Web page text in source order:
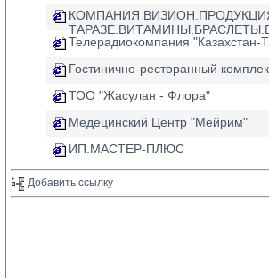
КОМПАНИЯ
Телерадиокомпания "Казахстан-
Гостинично-ресторанный
ТОО "Жасулан - Флора"
Медецинский Центр "Мейрим"
ИП.МАСТЕР-ПЛЮС
Добавить ссылку